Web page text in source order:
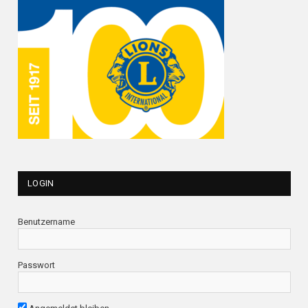
LOGIN
Benutzername
Passwort